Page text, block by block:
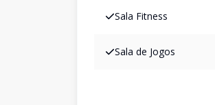
Sala Fitness
Sala de Jogos